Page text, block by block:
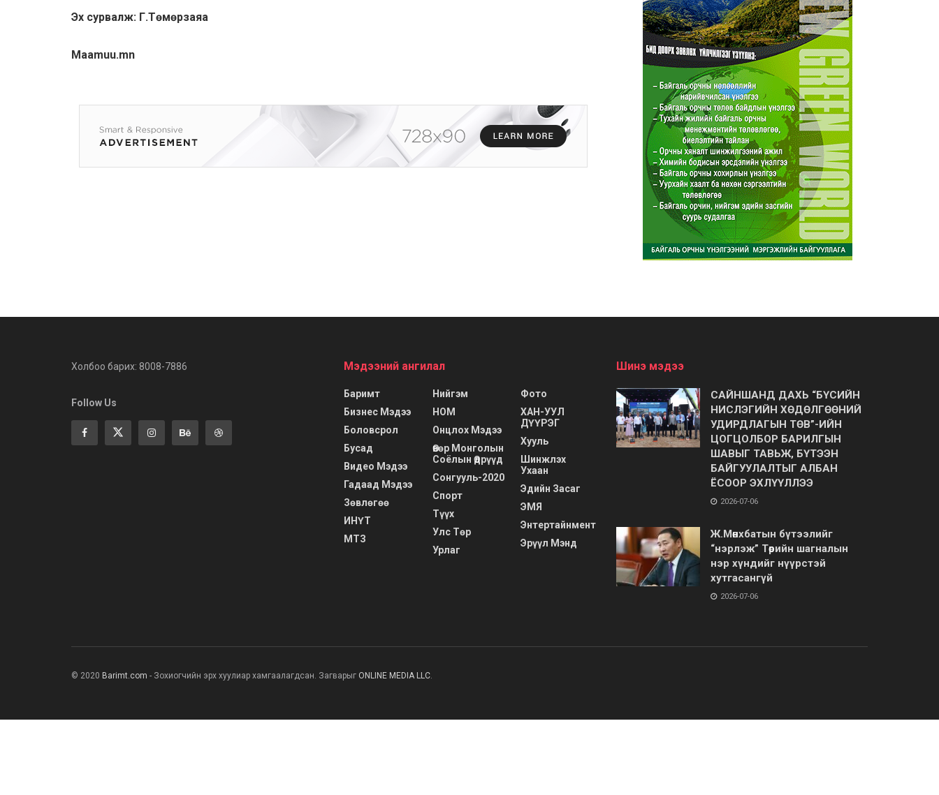
Эх сурвалж: Г.Төмөрзаяа
Maamuu.mn
Холбоо барих: 8008-7886
Follow Us
Мэдээний ангилал
Баримт
Бизнес Мэдээ
Боловсрол
Бусад
Видео Мэдээ
Гадаад Мэдээ
Зөвлөгөө
ИНҮТ
МТЗ
Нийгэм
НОМ
Онцлох Мэдээ
Өвөр Монголын
Соёлын Өдрүүд
Сонгууль-2020
Спорт
Түүх
Улс Төр
Урлаг
Фото
ХАН-УУЛ
ДҮҮРЭГ
Хууль
Шинжлэх
Ухаан
Эдийн Засаг
ЭМЯ
Энтертайнмент
Эрүүл Мэнд
Шинэ мэдээ
САЙНШАНД ДАХЬ “БҮСИЙН
НИСЛЭГИЙН ХӨДӨЛГӨӨНИЙ
УДИРДЛАГЫН ТӨВ”-ИЙН
ЦОГЦОЛБОР БАРИЛГЫН
ШАВЫГ ТАВЬЖ, БҮТЭЭН
БАЙГУУЛАЛТЫГ АЛБАН
ЁСООР ЭХЛҮҮЛЛЭЭ
2026-07-06
Ж.Мөнхбатын бүтээлийг
“нэрлэж” Төрийн шагналын
нэр хүндийг нүүрстэй
хутгасангүй
2026-07-06
© 2020 Barimt.com - Зохиогчийн эрх хуулиар хамгаалагдсан. Загварыг ONLINE MEDIA LLC